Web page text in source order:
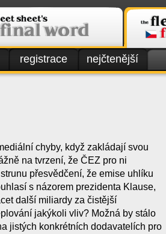
registrace nejčtenější
chyby, když zakládají svou
na tvrzení, že ČEZ pro ni
přesvědčení, že emise uhlíku
s názorem prezidenta Klause,
další miliardy za čistější
jakýkoli vliv? Možná by stálo
jistých konkrétních dodavatelích pro